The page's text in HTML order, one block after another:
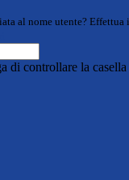
al nome utente? Effettua
di controllare la